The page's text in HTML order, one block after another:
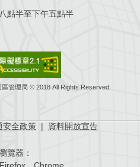
點半至下午五點半
管理局 © 2018 All Rights Reserved.
安全政策 | 資料開放宣告
覽器：